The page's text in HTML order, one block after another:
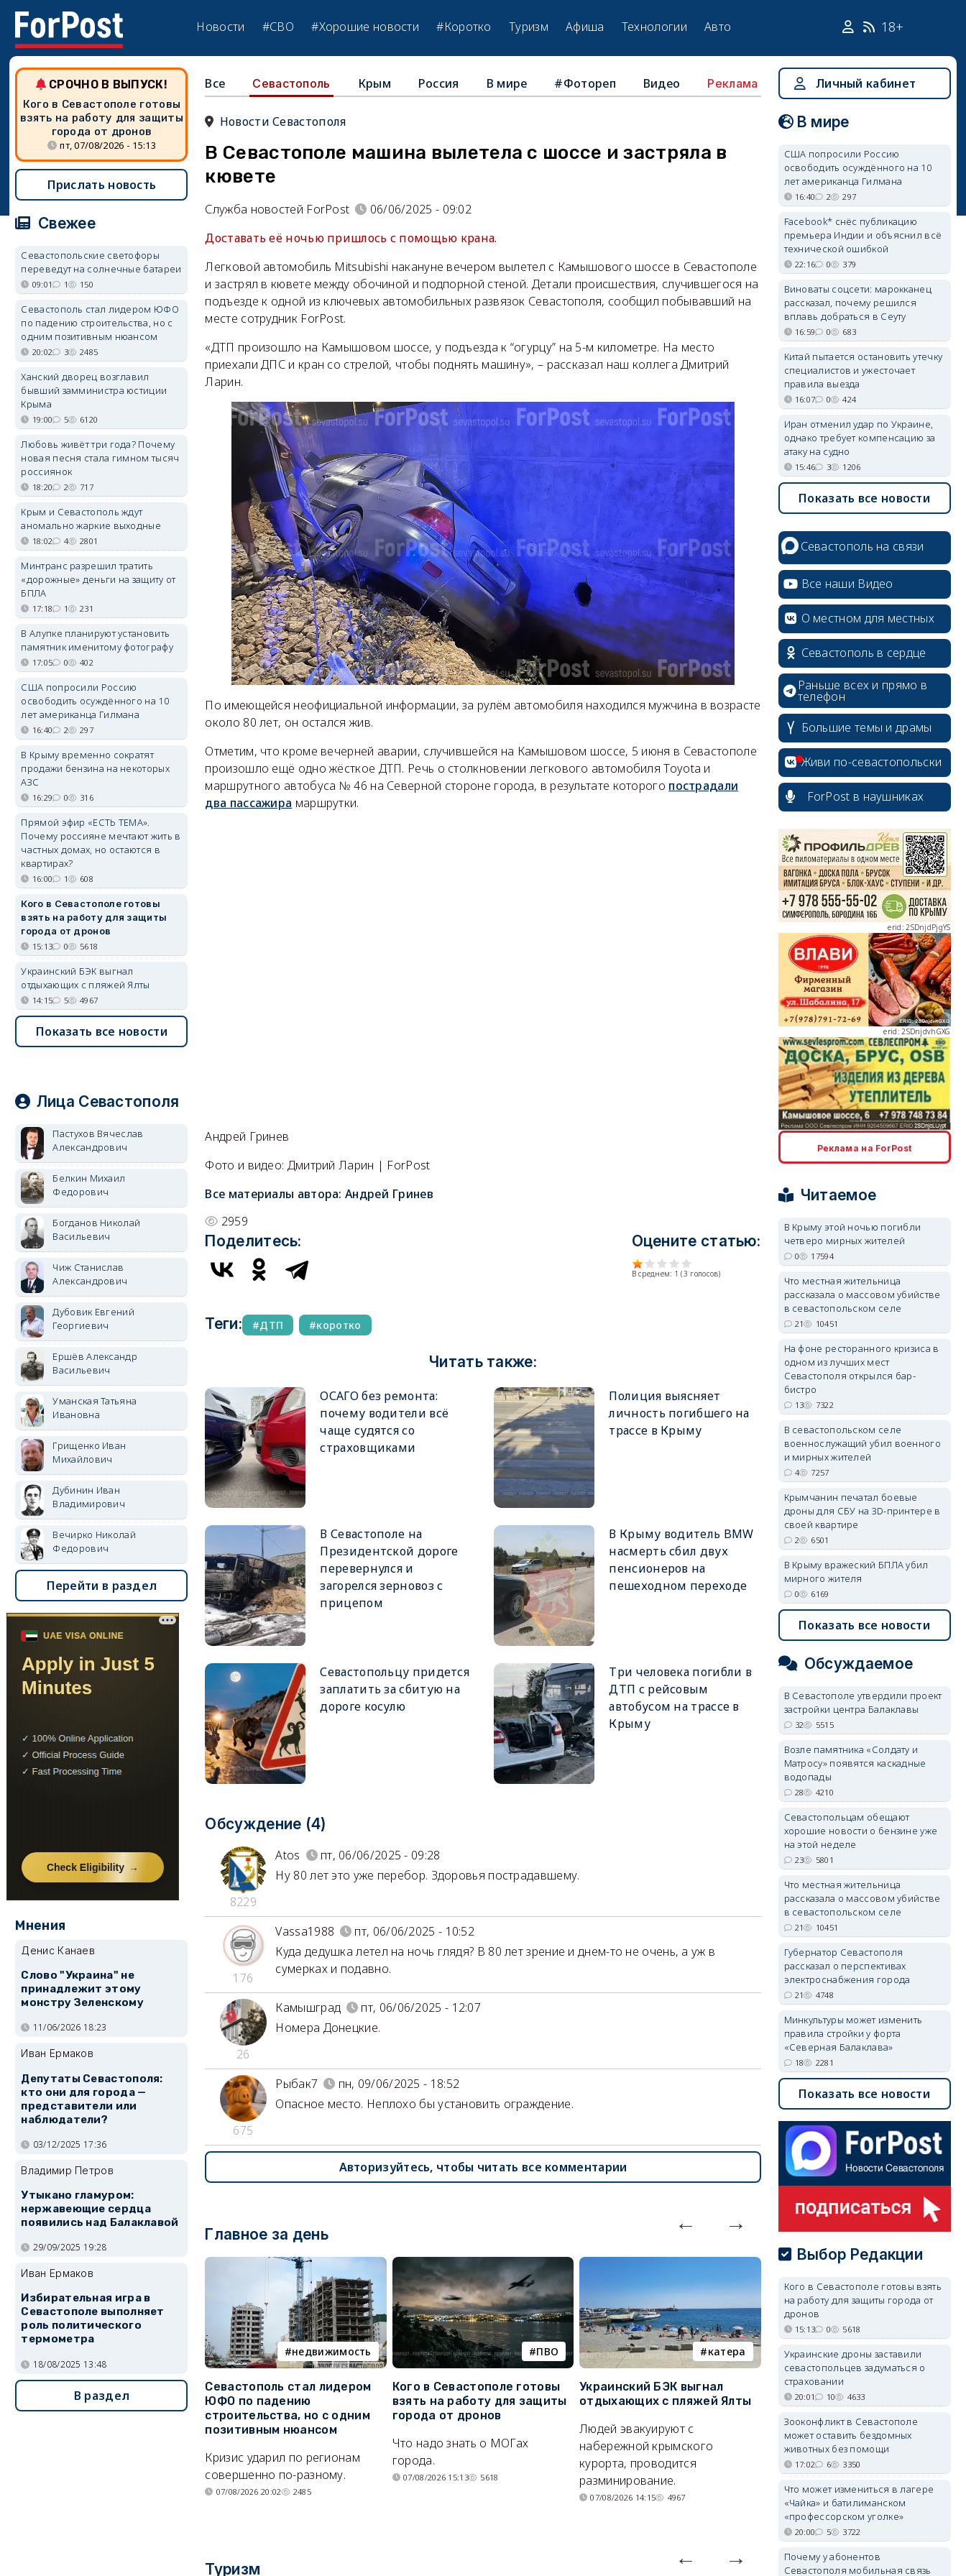
Новости #СВО #Хорошие новости #Коротко Туризм Афиша Технологии Авто 18+
Все Севастополь Крым Россия В мире #Фотореп Видео Реклама
Новости Севастополя
В Севастополе машина вылетела с шоссе и застряла в
кювете
Служба новостей ForPost
06/06/2025 - 09:02
Доставать её ночью пришлось с помощью крана.
Легковой автомобиль Mitsubishi накануне вечером вылетел с Камышового шоссе в Севастополе
и застрял в кювете между обочиной и подпорной стеной. Детали происшествия, случившегося на
подъезде к одной из ключевых автомобильных развязок Севастополя, сообщил побывавший на
месте сотрудник ForPost.
«ДТП произошло на Камышовом шоссе, у подъезда к “огурцу” на 5-м километре. На место
приехали ДПС и кран со стрелой, чтобы поднять машину», – рассказал наш коллега Дмитрий
Ларин.
По имеющейся неофициальной информации, за рулём автомобиля находился мужчина в возрасте
около 80 лет, он остался жив.
Отметим, что кроме вечерней аварии, случившейся на Камышовом шоссе, 5 июня в Севастополе
произошло ещё одно жёсткое ДТП. Речь о столкновении легкового автомобиля Toyota и
маршрутного автобуса № 46 на Северной стороне города, в результате которого пострадали
два пассажира маршрутки.
Андрей Гринев
Фото и видео: Дмитрий Ларин | ForPost
Все материалы автора:Андрей Гринев
2959
Поделитесь: Оцените статью:
В среднем: 1 (3 голосов)
Теги: ДТП коротко
Читать также:
ОСАГО без ремонта:
почему водители всё
чаще судятся со
страховщиками
Полиция выясняет
личность погибшего на
трассе в Крыму
В Севастополе на
Президентской дороге
перевернулся и
загорелся зерновоз с
прицепом
В Крыму водитель BMW
насмерть сбил двух
пенсионеров на
пешеходном переходе
Севастопольцу придется
заплатить за сбитую на
дороге косулю
Три человека погибли в
ДТП с рейсовым
автобусом на трассе в
Крыму
Обсуждение (4)
8229
Atos
пт, 06/06/2025 - 09:28
Ну 80 лет это уже перебор. Здоровья пострадавшему.
176
Vassa1988
пт, 06/06/2025 - 10:52
Куда дедушка летел на ночь глядя? В 80 лет зрение и днем-то не очень, а уж в
сумерках и подавно.
26
Камышград
пт, 06/06/2025 - 12:07
Номера Донецкие.
675
Рыбак7
пн, 09/06/2025 - 18:52
Опасное место. Неплохо бы установить ограждение.
Авторизуйтесь, чтобы читать все комментарии
Главное за день
недвижимость
Севастополь стал лидером
ЮФО по падению
строительства, но с одним
позитивным нюансом
Кризис ударил по регионам
совершенно по-разному.
07/08/2026 20:02 2485
ПВО
Кого в Севастополе готовы
взять на работу для защиты
города от дронов
Что надо знать о МОГах
города.
07/08/2026 15:13 5618
катера
Украинский БЭК выгнал
отдыхающих с пляжей Ялты
Людей эвакуируют с
набережной крымского
курорта, проводится
разминирование.
07/08/2026 14:15 4967
электроснабжение
Губернатор Севастополя
рассказал о перспективах
электроснабжения города
Энергетики, подчеркнул он,
делают практически
невозможное.
07/08/2026 10:13 4748
Туризм
СРОЧНО В ВЫПУСК!
Кого в Севастополе готовы
взять на работу для защиты
города от дронов
пт, 07/08/2026 - 15:13
Прислать новость
Свежее
Севастопольские светофоры
переведут на солнечные батареи
09:01 1 150
Севастополь стал лидером ЮФО
по падению строительства, но с
одним позитивным нюансом
20:02 3 2485
Ханский дворец возглавил
бывший замминистра юстиции
Крыма
19:00 5 6120
Любовь живёт три года? Почему
новая песня стала гимном тысяч
россиянок
18:20 2 717
Крым и Севастополь ждут
аномально жаркие выходные
18:02 4 2801
Минтранс разрешил тратить
«дорожные» деньги на защиту от
БПЛА
17:18 1 231
В Алупке планируют установить
памятник именитому фотографу
17:05 0 402
США попросили Россию
освободить осуждённого на 10
лет американца Гилмана
16:40 2 297
В Крыму временно сократят
продажи бензина на некоторых
АЗС
16:29 0 316
Прямой эфир «ЕСТЬ ТЕМА».
Почему россияне мечтают жить в
частных домах, но остаются в
квартирах?
16:00 1 608
Кого в Севастополе готовы
взять на работу для защиты
города от дронов
15:13 0 5618
Украинский БЭК выгнал
отдыхающих с пляжей Ялты
14:15 5 4967
Показать все новости
Лица Севастополя
Пастухов Вячеслав
Александрович
Белкин Михаил
Федорович
Богданов Николай
Васильевич
Чиж Станислав
Александрович
Дубовик Евгений
Георгиевич
Ершёв Александр
Васильевич
Уманская Татьяна
Ивановна
Грищенко Иван
Михайлович
Дубинин Иван
Владимирович
Вечирко Николай
Федорович
Перейти в раздел
Мнения
Денис Канаев
Слово "Украина" не
принадлежит этому
монстру Зеленскому
11/06/2026 18:23
Иван Ермаков
Депутаты Севастополя:
кто они для города —
представители или
наблюдатели?
03/12/2025 17:36
Владимир Петров
Утыкано гламуром:
нержавеющие сердца
появились над Балаклавой
29/09/2025 19:28
Иван Ермаков
Избирательная игра в
Севастополе выполняет
роль политического
термометра
18/08/2025 13:48
В раздел
Личный кабинет
В мире
США попросили Россию
освободить осуждённого на 10
лет американца Гилмана
16:40 2 297
Facebook* снёс публикацию
премьера Индии и объяснил всё
технической ошибкой
22:16 0 379
Виноваты соцсети: марокканец
рассказал, почему решился
вплавь добраться в Сеуту
16:59 0 683
Китай пытается остановить утечку
специалистов и ужесточает
правила выезда
16:07 0 424
Иран отменил удар по Украине,
однако требует компенсацию за
атаку на судно
15:46 3 1206
Показать все новости
Севастополь на связи
Все наши Видео
О местном для местных
Севастополь в сердце
Раньше всех и прямо в
телефон
Большие темы и драмы
Живи по-севастопольски
ForPost в наушниках
erid: 2SDnjdPjgYS
erid: 2SDnjdvhGXG
erid: 2SDnjcLUypt
erid: 2SDnjcrDNw6
erid: 2SDnjdvhGXG
Реклама на ForPost
Читаемое
В Крыму этой ночью погибли
четверо мирных жителей
0 17594
Что местная жительница
рассказала о массовом убийстве
в севастопольском селе
21 10451
На фоне ресторанного кризиса в
одном из лучших мест
Севастополя открылся бар-
бистро
13 7322
В севастопольском селе
военнослужащий убил военного
и мирных жителей
4 7257
Крымчанин печатал боевые
дроны для СБУ на 3D-принтере в
своей квартире
2 6501
В Крыму вражеский БПЛА убил
мирного жителя
0 6169
Показать все новости
Обсуждаемое
В Севастополе утвердили проект
застройки центра Балаклавы
32 5515
Возле памятника «Солдату и
Матросу» появятся каскадные
водопады
28 4210
Севастопольцам обещают
хорошие новости о бензине уже
на этой неделе
23 5801
Что местная жительница
рассказала о массовом убийстве
в севастопольском селе
21 10451
Губернатор Севастополя
рассказал о перспективах
электроснабжения города
21 4748
Минкультуры может изменить
правила стройки у форта
«Северная Балаклава»
18 2281
Показать все новости
Выбор Редакции
Кого в Севастополе готовы взять
на работу для защиты города от
дронов
15:13 0 5618
Украинские дроны заставили
севастопольцев задуматься о
страховании
20:01 10 4633
Зооконфликт в Севастополе
может оставить бездомных
животных без помощи
17:02 6 3350
Что может измениться в лагере
«Чайка» и батилиманском
«профессорском уголке»
20:00 5 3722
Почему у абонентов
Севастополя мобильная связь